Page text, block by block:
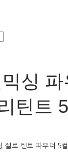
믹싱
틴트
젤로 틴트 파우더 5